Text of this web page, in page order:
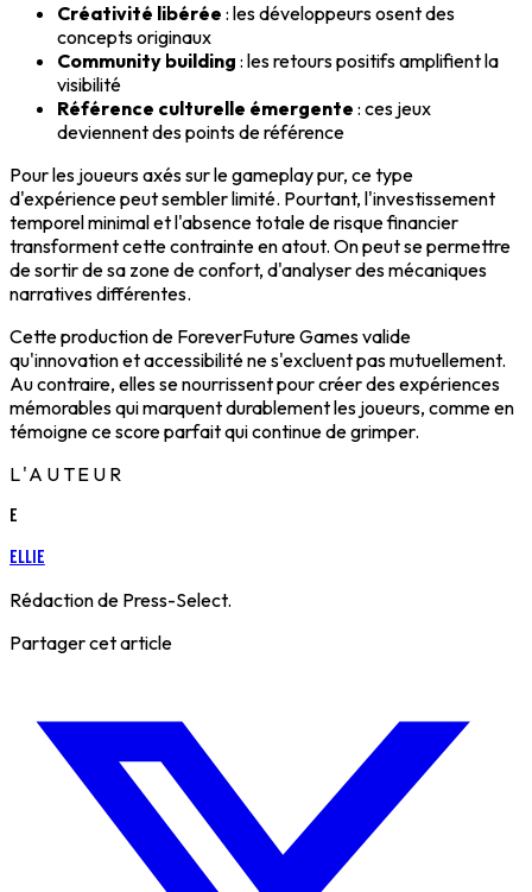
Créativité libérée : les développeurs osent des
concepts originaux
Community building : les retours positifs amplifient la
visibilité
Référence culturelle émergente : ces jeux
deviennent des points de référence
Pour les joueurs axés sur le gameplay pur, ce type
d'expérience peut sembler limité. Pourtant, l'investissement
temporel minimal et l'absence totale de risque financier
transforment cette contrainte en atout. On peut se permettre
de sortir de sa zone de confort, d'analyser des mécaniques
narratives différentes.
Cette production de ForeverFuture Games valide
qu'innovation et accessibilité ne s'excluent pas mutuellement.
Au contraire, elles se nourrissent pour créer des expériences
mémorables qui marquent durablement les joueurs, comme en
témoigne ce score parfait qui continue de grimper.
L'AUTEUR
E
Ellie
Rédaction de Press-Select.
Partager cet article